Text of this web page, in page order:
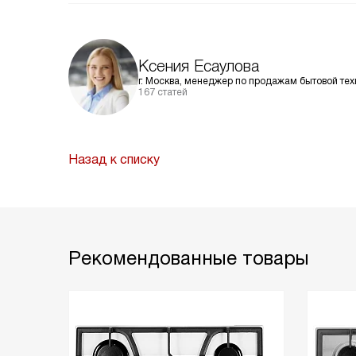
Ксения Есаулова
г. Москва, менеджер по продажам бытовой
167 статей
Назад к списку
Рекомендованные товары